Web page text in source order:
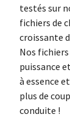
testés sur
fichiers de
croissante
Nos
puissance
à essence
plus de
conduite !